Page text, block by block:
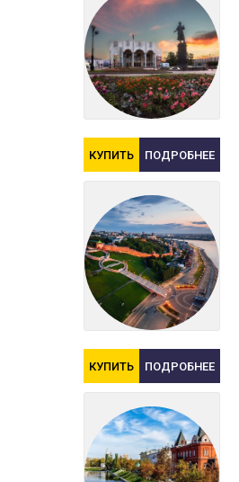
КУПИТЬ ПОДРОБНЕЕ
КУПИТЬ ПОДРОБНЕЕ